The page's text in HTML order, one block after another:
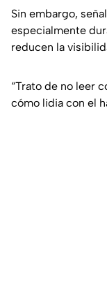
Sin embargo,
especialmente
reducen la
“Trato de no leer
cómo lidia con el